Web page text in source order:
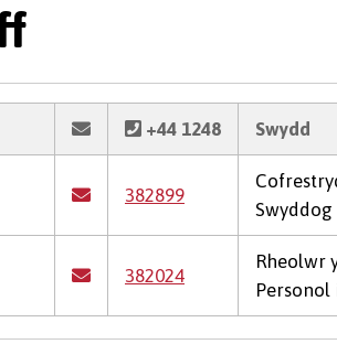
+44 1248 Swydd
382899
382024
Rheolwr
Personol